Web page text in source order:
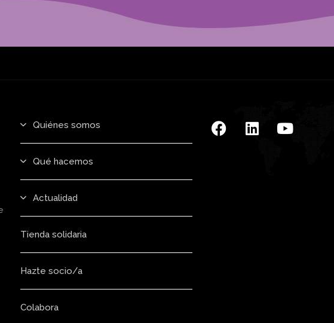
Quiénes somos
Qué hacemos
Actualidad
Tienda solidaria
Hazte socio/a
Colabora